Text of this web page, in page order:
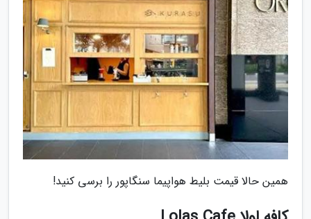
همین حالا قیمت بلیط هواپیما سنگاپور را برسی کنید!